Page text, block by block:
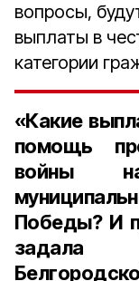
вопросы,
выплаты в
категории
«Какие
помощь
войны
Победы? И
задала